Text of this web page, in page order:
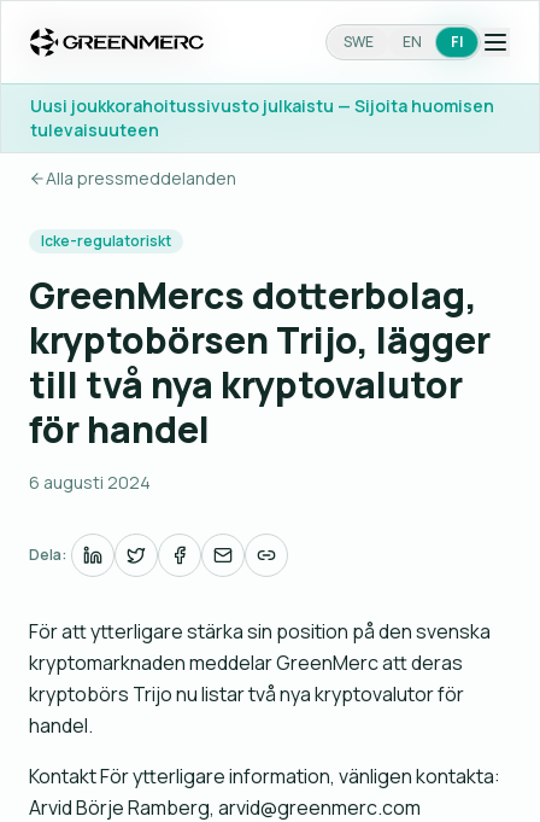
SWE EN FI
Uusi joukkorahoitussivusto julkaistu — Sijoita huomisen
tulevaisuuteen
Alla pressmeddelanden
Icke-regulatoriskt
GreenMercs dotterbolag,
kryptobörsen Trijo, lägger
till två nya kryptovalutor
för handel
6 augusti 2024
Dela:
För att ytterligare stärka sin position på den svenska
kryptomarknaden meddelar GreenMerc att deras
kryptobörs Trijo nu listar två nya kryptovalutor för
handel.
Kontakt För ytterligare information, vänligen kontakta:
Arvid Börje Ramberg, arvid@greenmerc.com
SWE EN FI
Uusi joukkorahoitussivusto julkaistu — Sijoita huomisen
tulevaisuuteen